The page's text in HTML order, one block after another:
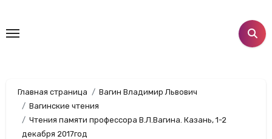
содержанию
Главная страница
Вагин Владимир Львович
Вагинские чтения
Чтения памяти профессора В.Л.Вагина. Казань, 1-2
декабря 2017год